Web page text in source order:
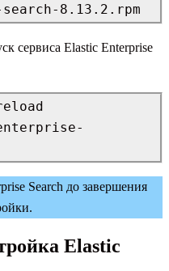
8.13.2.rpm
сервиса Elastic Enterprise
Search до завершения
Elastic